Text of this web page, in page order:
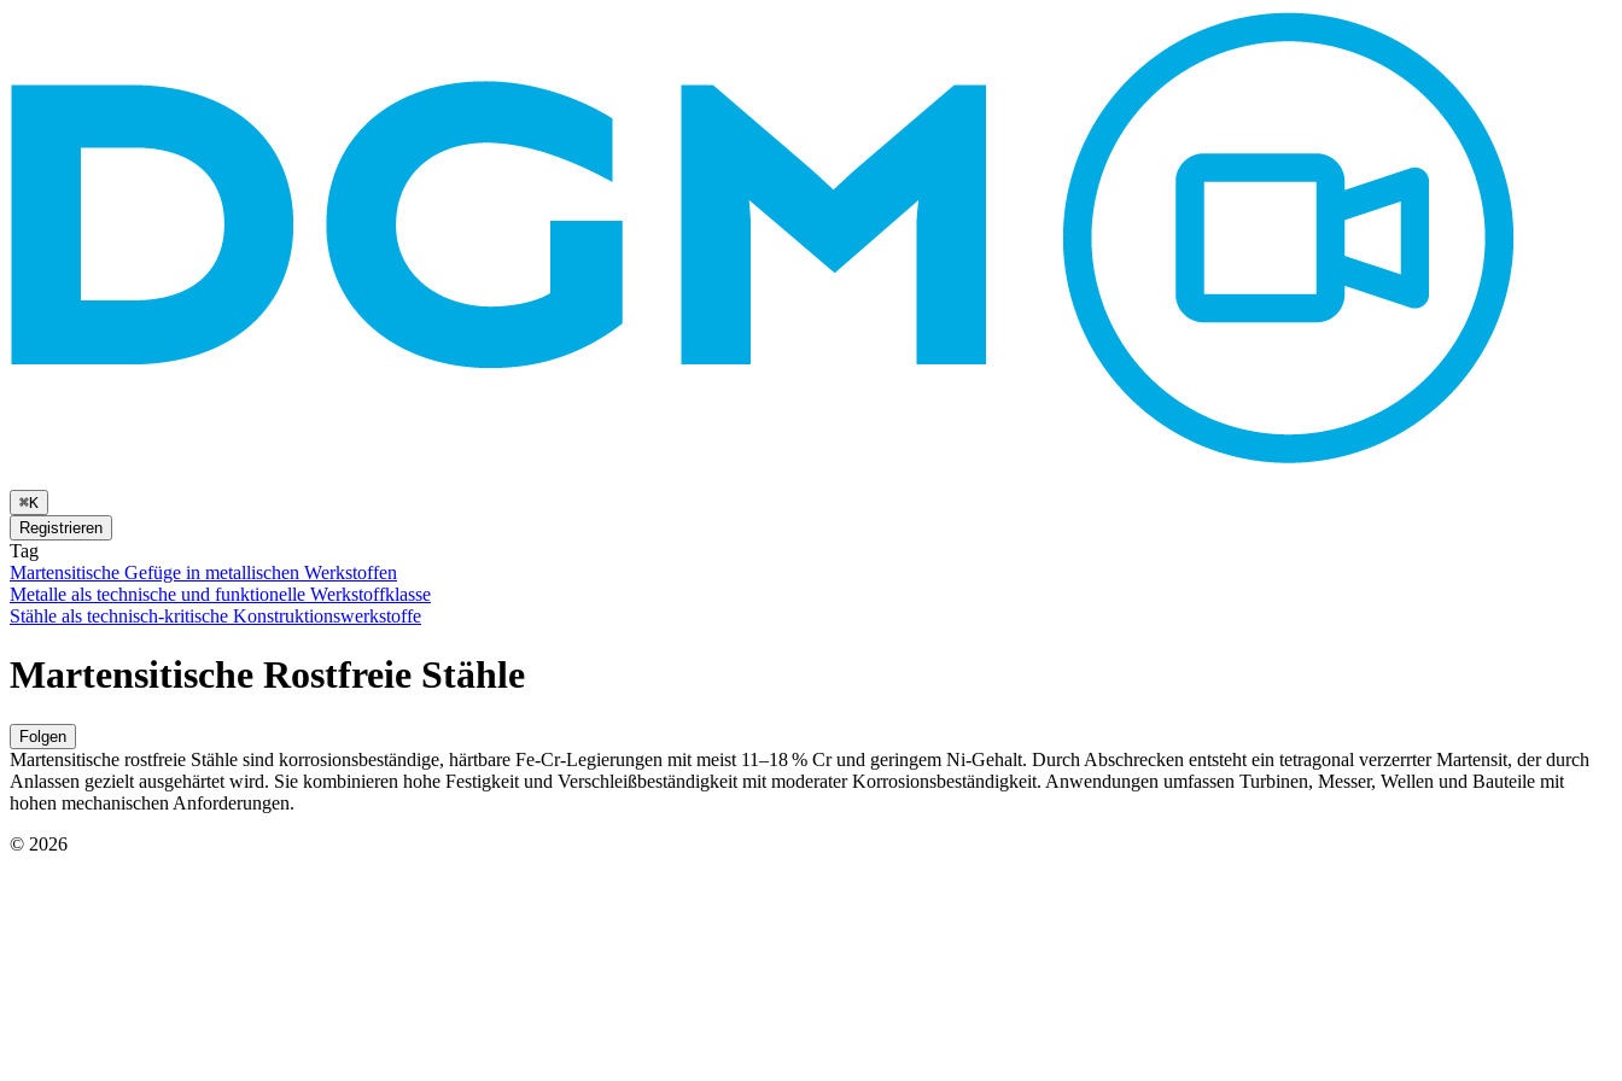
⌘K
Registrieren
Tag
Martensitische Gefüge in metallischen Werkstoffen
Metalle als technische und funktionelle Werkstoffklasse
Stähle als technisch-kritische Konstruktionswerkstoffe
Martensitische Rostfreie Stähle
Folgen
Martensitische rostfreie Stähle sind korrosionsbeständige, härtbare Fe-Cr-Legierungen mit meist 11–18 % Cr und geringem Ni-Gehalt. Durch Abschrecken entsteht ein tetragonal verzerrter Martensit, der durch
Anlassen gezielt ausgehärtet wird. Sie kombinieren hohe Festigkeit und Verschleißbeständigkeit mit moderater Korrosionsbeständigkeit. Anwendungen umfassen Turbinen, Messer, Wellen und Bauteile mit
hohen mechanischen Anforderungen.
© 2026